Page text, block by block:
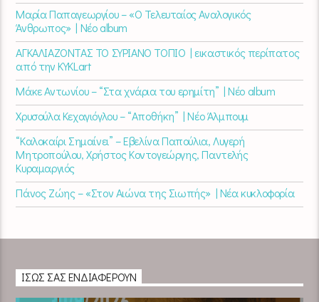
Μαρία Παπαγεωργίου – «Ο Τελευταίος Αναλογικός
Άνθρωπος» | Νέο album
ΑΓΚΑΛΙΑΖΟΝΤΑΣ ΤΟ ΣΥΡΙΑΝΟ ΤΟΠΙΟ | εικαστικός περίπατος
από την KYKLart
Μάκε Αντωνίου – “Στα χνάρια του ερημίτη” | Νέο album
Χρυσούλα Κεχαγιόγλου – “Αποθήκη” | Νέο Άλμπουμ
“Καλοκαίρι Σημαίνει” – Εβελίνα Παπούλια, Λυγερή
Μητροπούλου, Χρήστος Κοντογεώργης, Παντελής
Κυραμαργιός
Πάνος Ζώης – «Στον Αιώνα της Σιωπής» | Νέα κυκλοφορία
ΊΣΩΣ ΣΑΣ ΕΝΔΙΑΦΈΡΟΥΝ